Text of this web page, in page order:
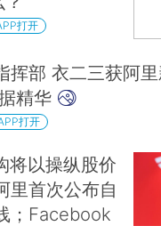
打开
挥部 衣二三获阿
精华
打开
将以操纵股价
里首次公布自
；Facebook